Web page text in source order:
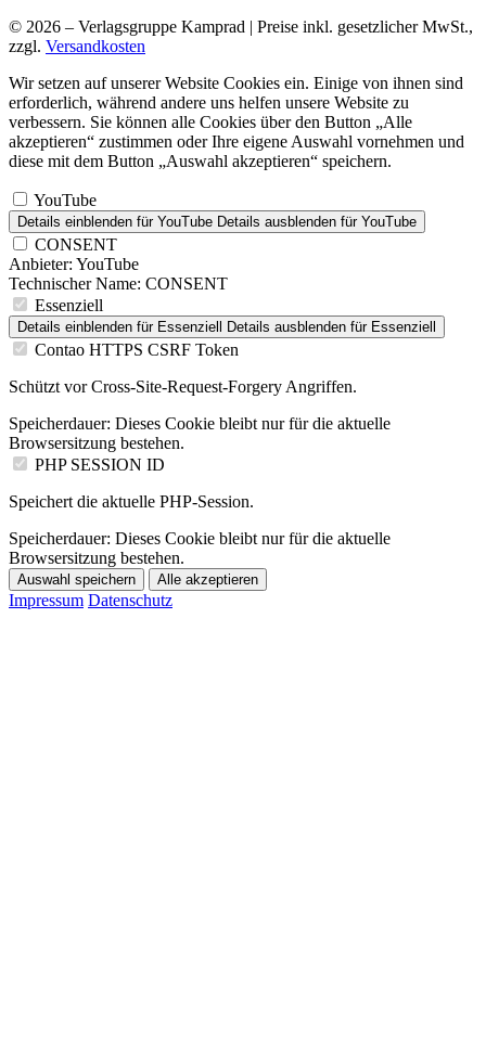
© 2026 – Verlagsgruppe Kamprad | Preise inkl. gesetzlicher MwSt.,
zzgl. Versandkosten
Wir setzen auf unserer Website Cookies ein. Einige von ihnen sind
erforderlich, während andere uns helfen unsere Website zu
verbessern. Sie können alle Cookies über den Button „Alle
akzeptieren“ zustimmen oder Ihre eigene Auswahl vornehmen und
diese mit dem Button „Auswahl akzeptieren“ speichern.
YouTube
Details einblenden für YouTube Details ausblenden für YouTube
CONSENT
Anbieter: YouTube
Technischer Name: CONSENT
Essenziell
Details einblenden für Essenziell Details ausblenden für Essenziell
Contao HTTPS CSRF Token
Schützt vor Cross-Site-Request-Forgery Angriffen.
Speicherdauer: Dieses Cookie bleibt nur für die aktuelle
Browsersitzung bestehen.
PHP SESSION ID
Speichert die aktuelle PHP-Session.
Speicherdauer: Dieses Cookie bleibt nur für die aktuelle
Browsersitzung bestehen.
Auswahl speichern Alle akzeptieren
Impressum Datenschutz